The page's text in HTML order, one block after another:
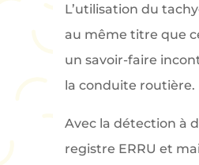
L’utilisation du
au même titre que
un savoir-faire
la conduite routière.
Avec la détection à
registre ERRU et